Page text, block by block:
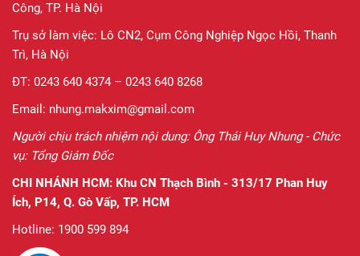
Công, TP. Hà Nội
Trụ sở làm việc: Lô CN2, Cụm Công Nghiệp Ngọc Hồi, Thanh
Trì, Hà Nội
ĐT: 0243 640 4374 – 0243 640 8268
Email: nhung.makxim@gmail.com
Người chịu trách nhiệm nội dung: Ông Thái Huy Nhung - Chức
vụ: Tổng Giám Đốc
CHI NHÁNH HCM: Khu CN Thạch Bình - 313/17 Phan Huy
Ích, P14, Q. Gò Vấp, TP. HCM
Hotline: 1900 599 894